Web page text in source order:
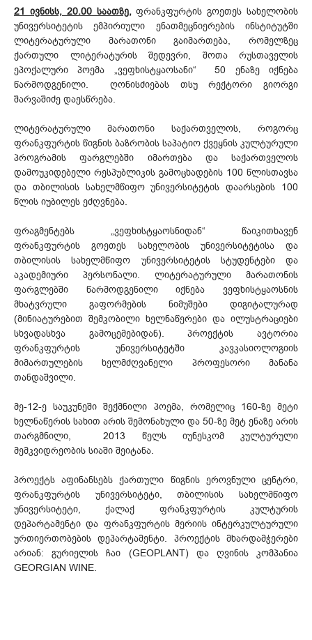
21 ივნისს, 20.00 საათზე,ფრანკფურტის გოეთეს სახელობის
უნივერსიტეტის ემპირიული ენათმეცნიერების ინსტიტუტში
ლიტერატურული მარათონი გაიმართება, რომელზეც
ქართული ლიტერატურის შედევრი, შოთა რუსთაველის
ეპოქალური პოემა „ვეფხისტყაოსანი“ 50 ენაზე იქნება
წარმოდგენილი. ღონისძიებას თსუ რექტორი გიორგი
შარვაშიძე დაესწრება.
ლიტერატურული მარათონი საქართველოს, როგორც
ფრანკფურტის წიგნის ბაზრობის საპატიო ქვეყნის კულტურული
პროგრამის ფარგლებში იმართება და საქართველოს
დამოუკიდებელი რესპუბლიკის გამოცხადების 100 წლისთავსა
და თბილისის სახელმწიფო უნივერსიტეტის დაარსების 100
წლის იუბილეს ეძღვნება.
ფრაგმენტებს „ვეფხისტყაოსნიდან“ წაიკითხავენ
ფრანკფურტის გოეთეს სახელობის უნივერსიტეტისა და
თბილისის სახელმწიფო უნივერსიტეტის სტუდენტები და
აკადემიური პერსონალი. ლიტერატურული მარათონის
ფარგლებში წარმოდგენილი იქნება ვეფხისტყაოსნის
მხატვრული გაფორმების ნიმუშები დიგიტალურად
(მინიატურებით შემკობილი ხელნაწერები და ილუსტრაციები
სხვადასხვა გამოცემებიდან). პროექტის ავტორია
ფრანკფურტის უნივერსიტეტში კავკასიოლოგიის
მიმართულების ხელმძღვანელი პროფესორი მანანა
თანდაშვილი.
მე-12-ე საუკუნეში შექმნილი პოემა, რომელიც 160-ზე მეტი
ხელნაწერის სახით არის შემონახული და 50-ზე მეტ ენაზე არის
თარგმნილი, 2013 წელს იუნესკომ კულტურული
მემკვიდრეობის სიაში შეიტანა.
პროექტს აფინანსებს ქართული წიგნის ეროვნული ცენტრი,
ფრანკფურტის უნივერსიტეტი, თბილისის სახელმწიფო
უნივერსიტეტი, ქალაქ ფრანკფურტის კულტურის
დეპარტამენტი და ფრანკფურტის მერიის ინტერკულტურული
ურთიერთობების დეპარტამენტი. პროექტის მხარდამჭერები
არიან: გურიელის ჩაი (GEOPLANT) და ღვინის კომპანია
GEORGIAN WINE.